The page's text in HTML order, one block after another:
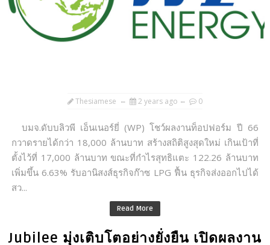
Thesiamese 2 years ago 0
บมจ.ดับบลิวพี เอ็นเนอร์ยี่ (WP) โชว์ผลงานท็อปฟอร์ม ปี 66
กวาดรายได้กว่า 18,000 ล้านบาท สร้างสถิติสูงสุดใหม่ เกินเป้าที่
ตั้งไว้ที่ 17,000 ล้านบาท ขณะที่กำไรสุทธิแตะ 122.26 ล้านบาท
เพิ่มขึ้น 6.63% รับอานิสงส์ธุรกิจก๊าซ LPG ฟื้น ธุรกิจส่งออกไปได้
สว...
Read More
Jubilee มุ่งเติบโตอย่างยั่งยืน เปิดผลงาน